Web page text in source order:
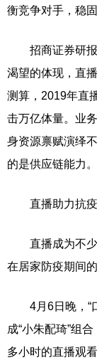
衡竞争对手，稳
招商证券研报
渴望的体现，直播
测算，2019年直
击万亿体量。业
身资源禀赋演绎
的是供应链能力。
直播助力抗疫
直播成为不少
在居家防疫期间的
4月6日晚，“口
成“小朱配琦”组
多小时的直播观